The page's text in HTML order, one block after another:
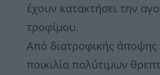
έχουν κατακτήσει την
τροφίμου.
Από διατροφικής
ποικιλία πολύτιμων